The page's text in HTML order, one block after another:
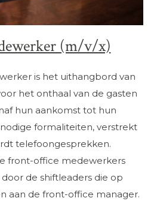
(m/v/x)
is het uithangbord van
het onthaal van de gasten
hun aankomst tot hun
formaliteiten, verstrekt
telefoongesprekken.
front-office medewerkers
de shiftleaders die op
aan de front-office manager.